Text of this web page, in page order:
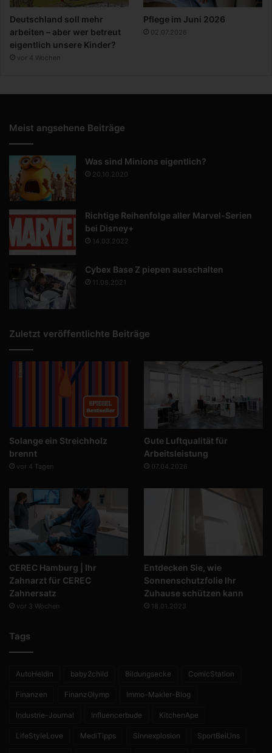
Deutschland soll mehr
arbeiten – aber wer betreut
eigentlich unsere Kinder?
vor 4 Wochen
Pflege im Juni 2026
02.07.2026
Meist angsehene Beiträge
Was sind Minions eigentlich?
20.10.2020
Richtige Reihenfolge aller Marvel-Serien
bei Disney+
14.03.2022
Cybex Base Z piepen ausschalten
11.08.2021
Zuletzt veröffentlichte Beiträge
Solange ein Streichholz
brennt
vor 4 Tagen
Gute Luftqualität für
Arbeitsleistung
07.04.2026
CEREC Hamburg | Ihr
Zahnarzt für CEREC
Zahnersatz
vor 3 Wochen
Entdecken Sie, wie
Sonnenschutzfolie Ihr
Zuhause schützen kann
18.01.2023
Tags
AutoHeldin baby2child Bildungsecke ComicStation
Finanzen FinanzOlymp Immo-Makler-Blog
Industrie-Journal Influencerbude KitchenApe
LifeStyleLove MediTipps Sinnexplosion SportBeiUns